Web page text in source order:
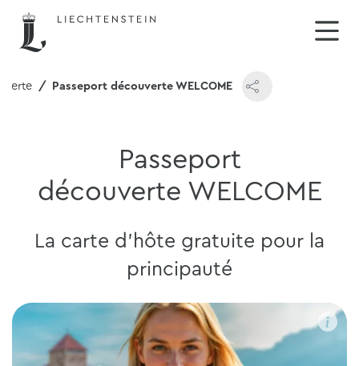
Passeport découverte W ELCOME
Passeport
découverte WELCOME
La carte d'hôte gratuite pour la
principauté